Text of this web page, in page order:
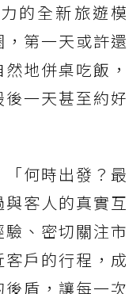
的全新旅遊模
第一天或許還
地併桌吃飯，
一天甚至約好
何時出發？最
客人的真實互
、密切關注市
戶的行程，成
盾，讓每一次